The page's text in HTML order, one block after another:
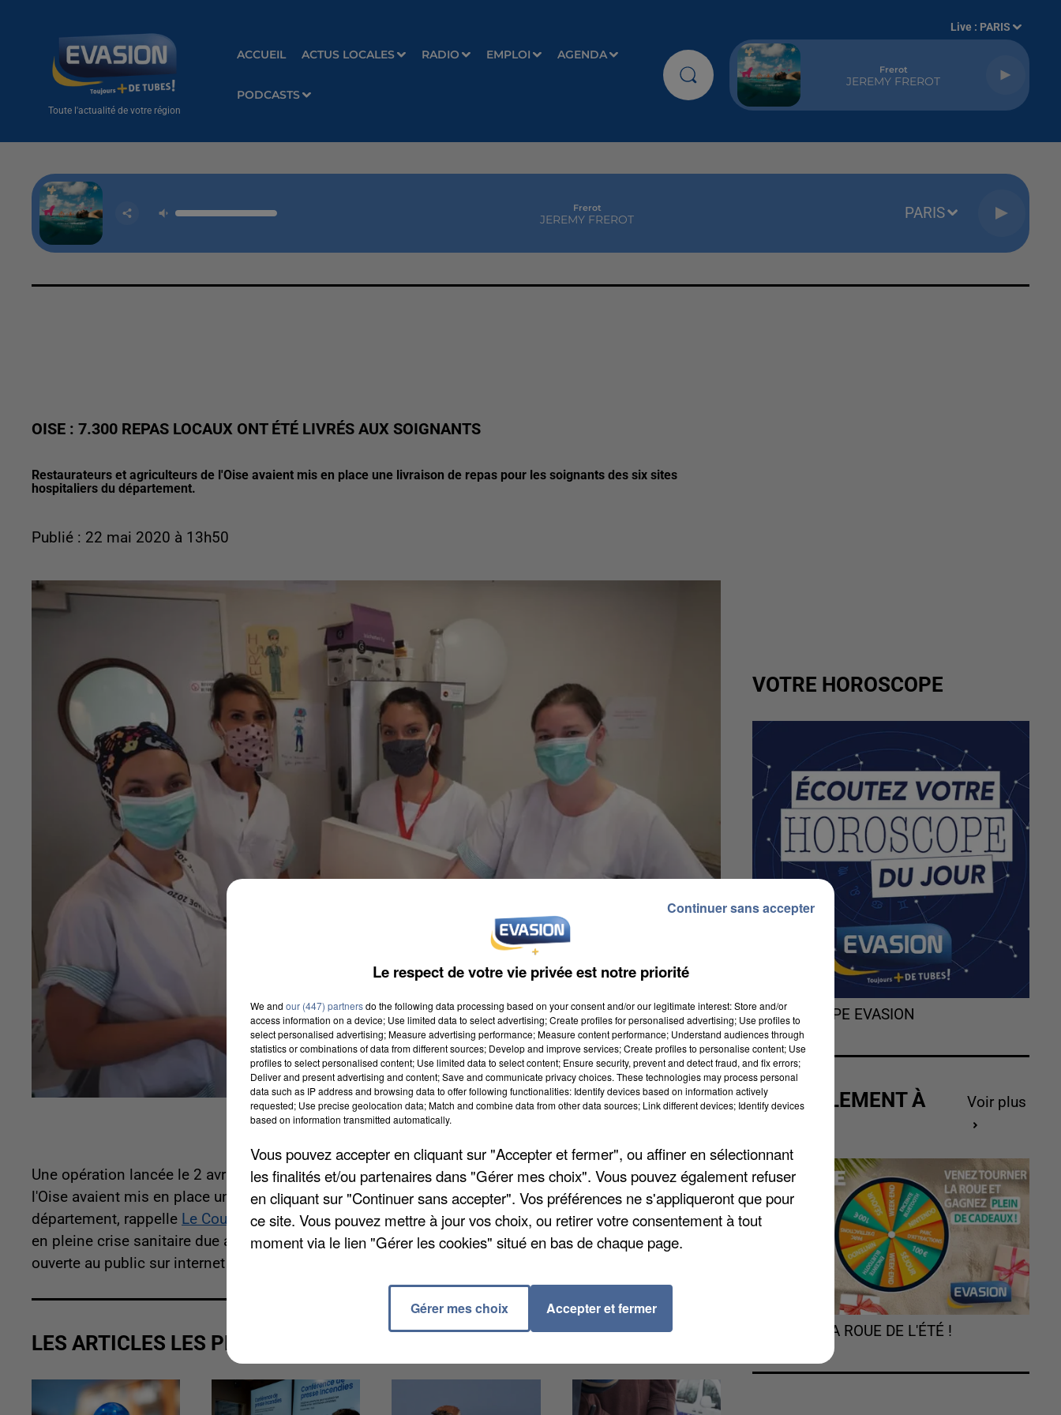
Toute l'actualité de votre région
ACCUEIL ACTUS LOCALES RADIO EMPLOI AGENDA
PODCASTS
Live : PARIS
Frerot
JEREMY FREROT
Frerot
JEREMY FREROT PARIS
OISE : 7.300 REPAS LOCAUX ONT ÉTÉ LIVRÉS AUX SOIGNANTS
Restaurateurs et agriculteurs de l'Oise avaient mis en place une livraison de repas pour les soignants des six sites
hospitaliers du département.
Publié : 22 mai 2020 à 13h50
Une opération lancée le 2 avril dernier et qui a duré sept semaines. Restaurateurs et agriculteurs de
l'Oise avaient mis en place une livraison de repas pour les soignants des six sites hospitaliers du
département, rappelle Le Courrier Picard. L'objectif était de faire un geste pour le personnel soignant
en pleine crise sanitaire due au Covid-19 mais aussi soutenir les agriculteurs. Une cagnotte avait été
ouverte au public sur internet afin d'aider à financer les repas produits.
LES ARTICLES LES PLUS VUS
VOTRE HOROSCOPE
L'HOROSCOPE EVASION
ACTUELLEMENT À
Voir plus
TOURNEZ LA ROUE DE L'ÉTÉ !
Le respect de votre vie privée est notre priorité
We and our (447) partnersdo the following data processing based on your consent and/or our legitimate interest: Store and/or
access information on a device; Use limited data to select advertising; Create profiles for personalised advertising; Use profiles to
select personalised advertising; Measure advertising performance; Measure content performance; Understand audiences through
statistics or combinations of data from different sources; Develop and improve services; Create profiles to personalise content; Use
profiles to select personalised content; Use limited data to select content; Ensure security, prevent and detect fraud, and fix errors;
Deliver and present advertising and content; Save and communicate privacy choices. These technologies may process personal
data such as IP address and browsing data to offer following functionalities: Identify devices based on information actively
requested; Use precise geolocation data; Match and combine data from other data sources; Link different devices; Identify devices
based on information transmitted automatically.
Vous pouvez accepter en cliquant sur "Accepter et fermer", ou affiner en sélectionnant
les finalités et/ou partenaires dans "Gérer mes choix". Vous pouvez également refuser
en cliquant sur "Continuer sans accepter". Vos préférences ne s'appliqueront que pour
ce site. Vous pouvez mettre à jour vos choix, ou retirer votre consentement à tout
moment via le lien "Gérer les cookies" situé en bas de chaque page.
Gérer mes choix Accepter et fermer
Continuer sans accepter